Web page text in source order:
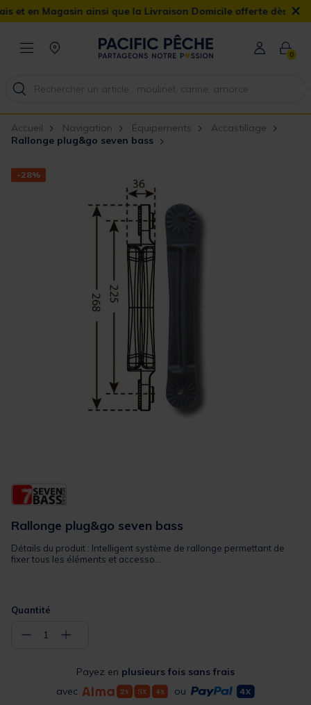
Magasin ainsi que la Livraison Domicile offerte dès 90€ ×
0
Accueil Navigation Équipements
Accastillage
Rallonge plug&go seven bass
-28%
Rallonge plug&go seven bass
Détails du produit : Intelligent système de rallonge permettant de
fixer tous les éléments et accesso...
Quantité
− 1 +
Payez en plusieurs fois sans frais
avec
ou